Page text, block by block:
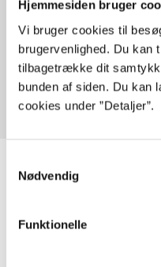
Hjemmesiden bruger
Vi bruger cookies til
brugervenlighed. Du kan
tilbagetrække dit
bunden af siden. Du kan
cookies under ”Detaljer”.
Nødvendig
Funktionelle
Artikler med
Fra
Artikler